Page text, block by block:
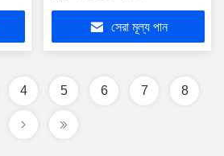
সেরা মূল্য পান
4 5 6 7 8